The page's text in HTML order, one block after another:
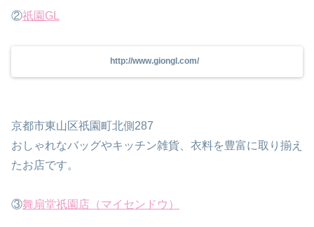
②祇園GL
http://www.giongl.com/
京都市東山区祇園町北側287
おしゃれなバッグやキッチン雑貨、衣料を豊富に取り揃え
たお店です。
③舞扇堂祇園店（マイセンドウ）